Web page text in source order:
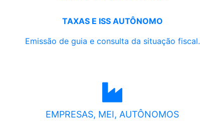
TAXAS E ISS AUTÔNOMO
Emissão de guia e consulta da situação fiscal.
EMPRESAS, MEI, AUTÔNOMOS